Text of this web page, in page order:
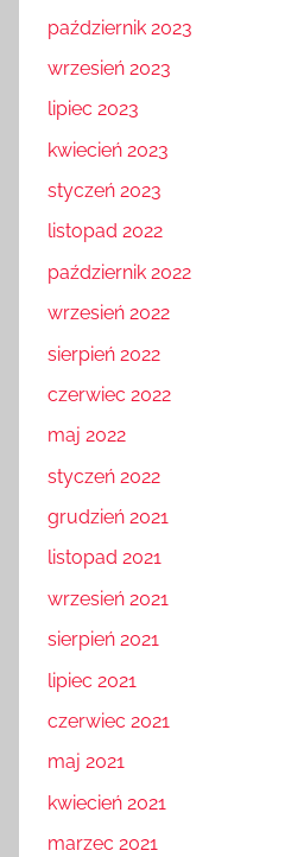
październik 2023
wrzesień 2023
lipiec 2023
kwiecień 2023
styczeń 2023
listopad 2022
październik 2022
wrzesień 2022
sierpień 2022
czerwiec 2022
maj 2022
styczeń 2022
grudzień 2021
listopad 2021
wrzesień 2021
sierpień 2021
lipiec 2021
czerwiec 2021
maj 2021
kwiecień 2021
marzec 2021